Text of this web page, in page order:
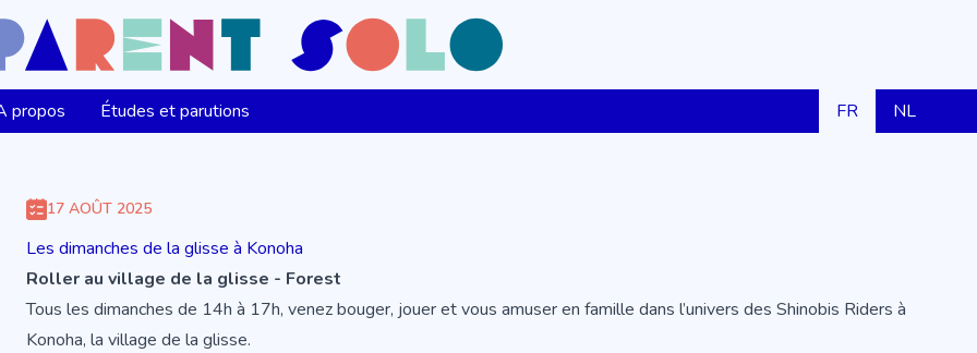
propos Études et parutions FR NL
17 AOÛT 2025
Les dimanches de la glisse à Konoha
Roller au village de la glisse - Forest
Tous les dimanches de 14h à 17h, venez bouger, jouer et vous amuser en famille dans l’univers des Shinobis Riders à
Konoha, la village de la glisse.